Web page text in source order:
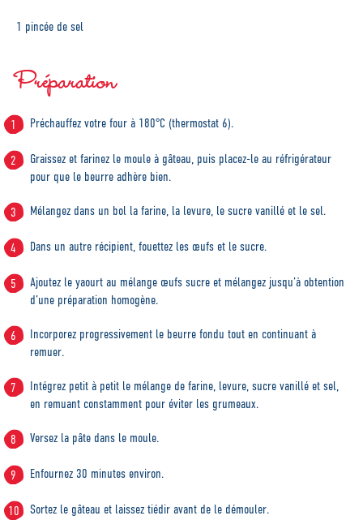
1 pincée de sel
Préparation
Préchauffez votre four à 180°C (thermostat 6).
Graissez et farinez le moule à gâteau, puis placez-le au réfrigérateur
pour que le beurre adhère bien.
Mélangez dans un bol la farine, la levure, le sucre vanillé et le sel.
Dans un autre récipient, fouettez les œufs et le sucre.
Ajoutez le yaourt au mélange œufs sucre et mélangez jusqu’à obtention
d’une préparation homogène.
Incorporez progressivement le beurre fondu tout en continuant à
remuer.
Intégrez petit à petit le mélange de farine, levure, sucre vanillé et sel,
en remuant constamment pour éviter les grumeaux.
Versez la pâte dans le moule.
Enfournez 30 minutes environ.
Sortez le gâteau et laissez tiédir avant de le démouler.